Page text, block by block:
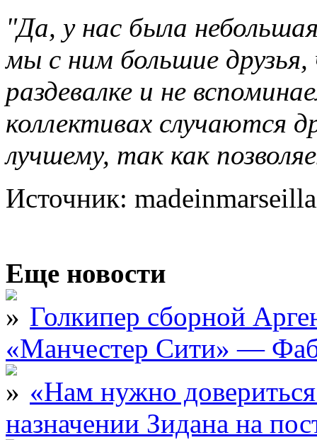
"Да, у нас была
мы с ним большие
раздевалке и не
коллективах случаются
лучшему, так как
Источник:
Еще новости
Голкипер сборной
«Манчестер Сити» —
«Нам нужно
назначении Зидана на